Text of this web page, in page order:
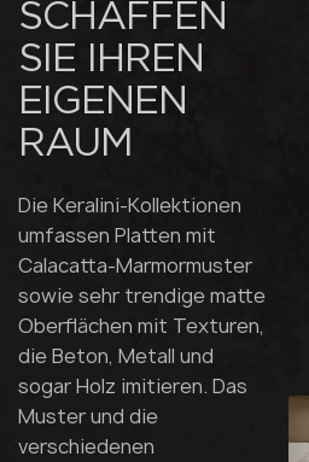
SCHAFFEN
SIE IHREN
EIGENEN
RAUM
Die Keralini-Kollektionen
umfassen Platten mit
Calacatta-Marmormuster
sowie sehr trendige matte
Oberflächen mit Texturen,
die Beton, Metall und
sogar Holz imitieren. Das
Muster und die
verschiedenen